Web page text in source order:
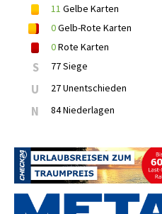
11 Gelbe Karten
0Gelb-Rote Karten
0Rote Karten
S 77 Siege
U 27 Unentschieden
N 84 Niederlagen